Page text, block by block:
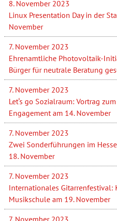
8. November 2023
Linux Presentation Day in der
November
7. November 2023
Ehrenamtliche Photovoltaik-
Bürger für neutrale Beratung
7. November 2023
Let‘s go Sozialraum: Vortrag
Engagement am 14. November
7. November 2023
Zwei Sonderführungen im
18. November
7. November 2023
Internationales Gitarrenfestival:
Musikschule am 19. November
7. November 2023